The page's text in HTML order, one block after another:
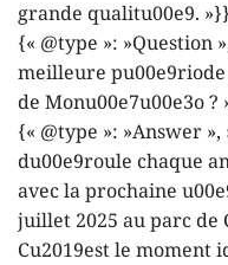
grande qualitu00e9.
{« @type »: »Question
meilleure
de Monu00e7u00e3o ?
{« @type »: »Answer
du00e9roule chaque
avec la prochaine
juillet 2025 au parc de
Cu2019est le moment